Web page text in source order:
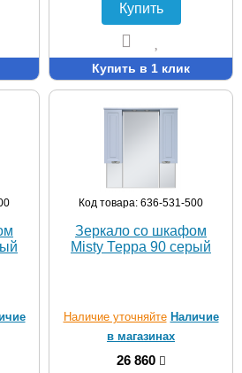
Купить
Купить в 1 клик
Код товара: 636-531-500
Зеркало со шкафом
Misty Терра 90 серый
Наличие уточняйте Наличие
в магазинах
26 860